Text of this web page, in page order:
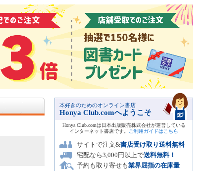
本好きのためのオンライン書店
Honya Club.comへようこそ
Honya Club.comは日本出版販売株式会社が運営している
インターネット書店です。
ご利用ガイドはこちら
サイトで注文&書店受け取り送料無料
宅配なら3,000円以上で送料無料！
予約も取り寄せも業界屈指の在庫量